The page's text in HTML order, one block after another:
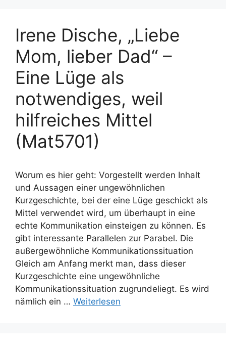
Irene Dische, „Liebe
Mom, lieber Dad“ –
Eine Lüge als
notwendiges, weil
hilfreiches Mittel
(Mat5701)
Worum es hier geht: Vorgestellt werden Inhalt
und Aussagen einer ungewöhnlichen
Kurzgeschichte, bei der eine Lüge geschickt als
Mittel verwendet wird, um überhaupt in eine
echte Kommunikation einsteigen zu können. Es
gibt interessante Parallelen zur Parabel. Die
außergewöhnliche Kommunikationssituation
Gleich am Anfang merkt man, dass dieser
Kurzgeschichte eine ungewöhnliche
Kommunikationssituation zugrundeliegt. Es wird
nämlich ein … Weiterlesen